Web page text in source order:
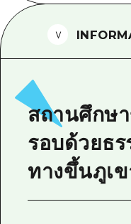
ดาวน์
ข้อมูล
สถานศึกษ
รอบด้วยธ
ทางขึ้นภูเ